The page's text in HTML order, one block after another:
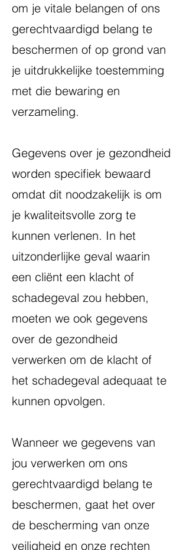
om je vitale belangen of ons
gerechtvaardigd belang te
beschermen of op grond van
je uitdrukkelijke toestemming
met die bewaring en
verzameling.
Gegevens over je gezondheid
worden specifiek bewaard
omdat dit noodzakelijk is om
je kwaliteitsvolle zorg te
kunnen verlenen. In het
uitzonderlijke geval waarin
een cliënt een klacht of
schadegeval zou hebben,
moeten we ook gegevens
over de gezondheid
verwerken om de klacht of
het schadegeval adequaat te
kunnen opvolgen.
Wanneer we gegevens van
jou verwerken om ons
gerechtvaardigd belang te
beschermen, gaat het over
de bescherming van onze
veiligheid en onze rechten